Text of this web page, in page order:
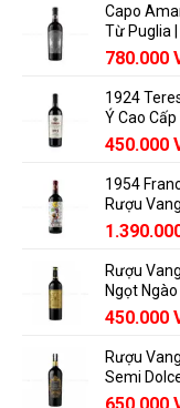
Capo
Từ Puglia
Giá
là:
858.000
780.000
1924
Ý Cao
Giá
là:
495.000
450.000
1954
Rượu
Giá
là:
Rượu
Ngọt
450.000
Rượu
Semi